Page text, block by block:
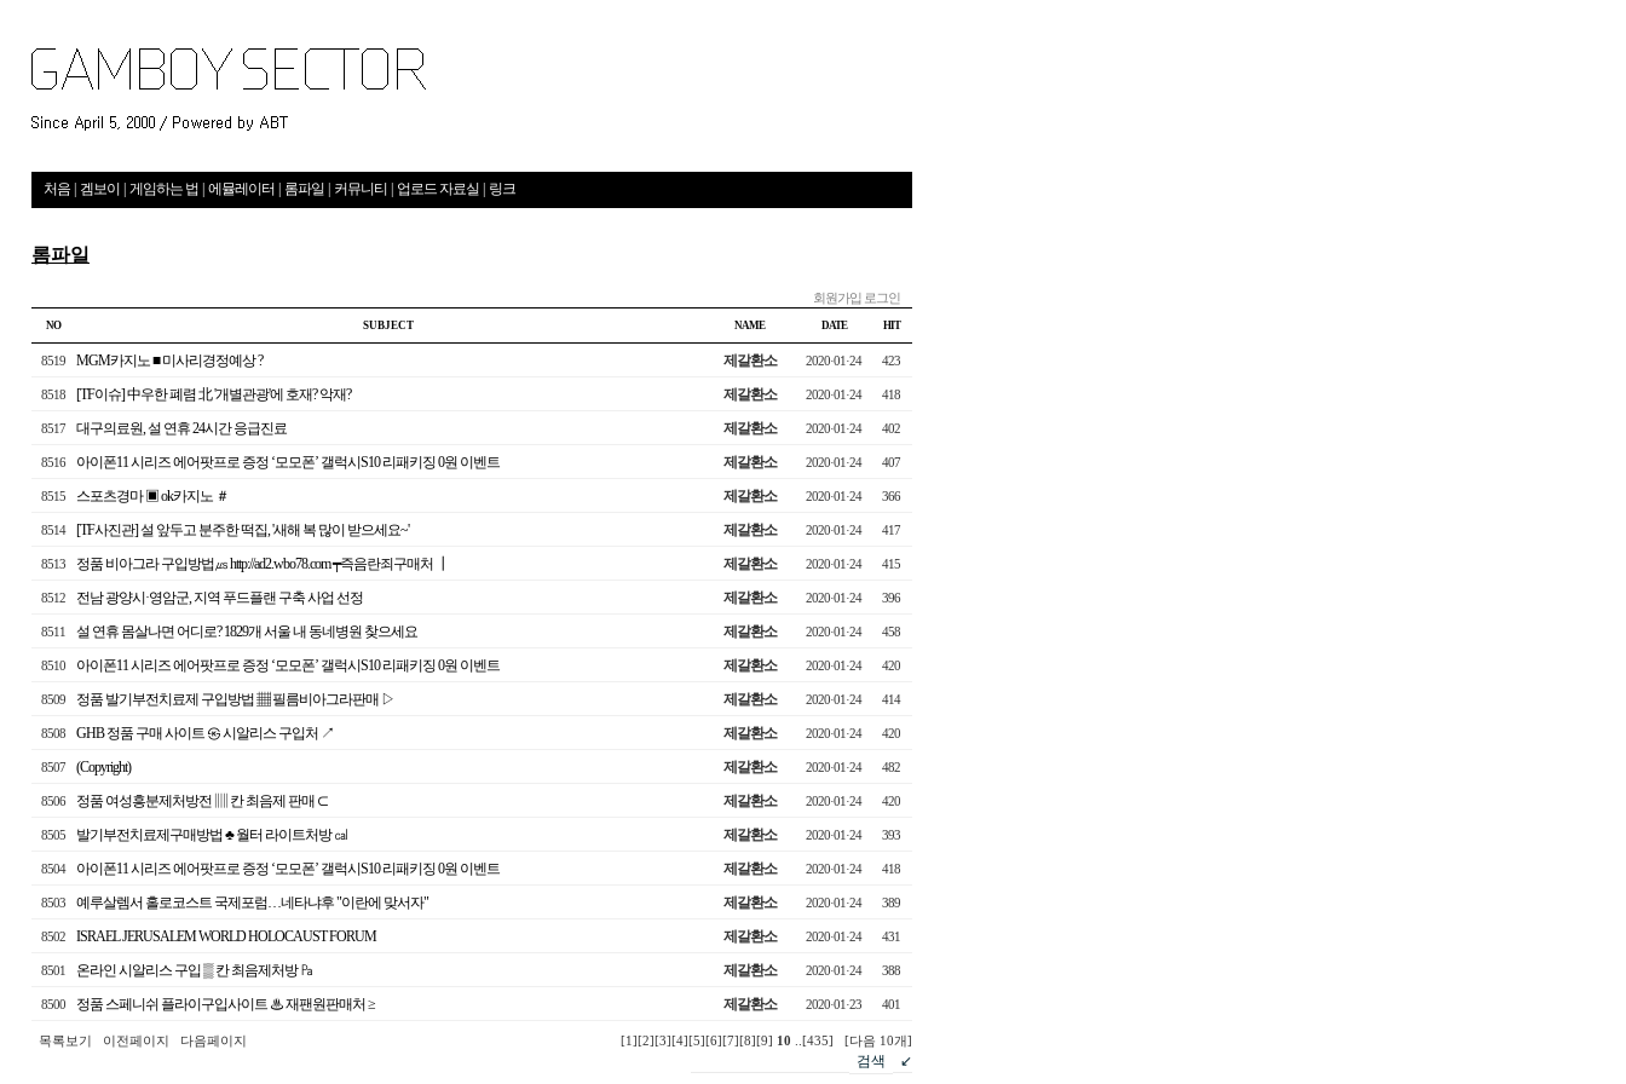
처음 겜보이 게임하는 법 에뮬레이터 롬파일 커뮤니티 업로드 자료실 링크
롬파일
회원가입 로그인
NO S U B J E C T NAME DATE HIT
8519 MGM카지노 ■ 미사리경정예상 ? 제갈환소 2020·01·24 423
8518 [TF이슈] 中우한 폐렴 北 '개별관광'에 호재? 악재? 제갈환소 2020·01·24 418
8517 대구의료원, 설 연휴 24시간 응급진료 제갈환소 2020·01·24 402
8516 아이폰11 시리즈 에어팟프로 증정 ‘모모폰’ 갤럭시S10 리패키징 0원 이벤트 제갈환소 2020·01·24 407
8515 스포츠경마 ▣ ok카지노 ＃ 제갈환소 2020·01·24 366
8514 [TF사진관] 설 앞두고 분주한 떡집, '새해 복 많이 받으세요~' 제갈환소 2020·01·24 417
8513 정품 비아그라 구입방법㎲ http://ad2.wbo78.com ┯즉음란죄구매처 ┃ 제갈환소 2020·01·24 415
8512 전남 광양시·영암군, 지역 푸드플랜 구축 사업 선정 제갈환소 2020·01·24 396
8511 설 연휴 몸살나면 어디로? 1829개 서울 내 동네병원 찾으세요 제갈환소 2020·01·24 458
8510 아이폰11 시리즈 에어팟프로 증정 ‘모모폰’ 갤럭시S10 리패키징 0원 이벤트 제갈환소 2020·01·24 420
8509 정품 발기부전치료제 구입방법 ▦ 필름비아그라판매 ▷ 제갈환소 2020·01·24 414
8508 GHB 정품 구매 사이트 ㉿ 시알리스 구입처 ↗ 제갈환소 2020·01·24 420
8507 (Copyright) 제갈환소 2020·01·24 482
8506 정품 여성흥분제처방전 ▥ 칸 최음제 판매 ⊂ 제갈환소 2020·01·24 420
8505 발기부전치료제구매방법 ♣ 월터 라이트처방 ㎈ 제갈환소 2020·01·24 393
8504 아이폰11 시리즈 에어팟프로 증정 ‘모모폰’ 갤럭시S10 리패키징 0원 이벤트 제갈환소 2020·01·24 418
8503 예루살렘서 홀로코스트 국제포럼…네타냐후 "이란에 맞서자" 제갈환소 2020·01·24 389
8502 ISRAEL JERUSALEM WORLD HOLOCAUST FORUM 제갈환소 2020·01·24 431
8501 온라인 시알리스 구입 ▒ 칸 최음제처방 ㎩ 제갈환소 2020·01·24 388
8500 정품 스페니쉬 플라이구입사이트 ♨ 재팬원판매처 ≥ 제갈환소 2020·01·23 401
목록보기 이전페이지 다음페이지 [1] [2] [3] [4] [5] [6] [7] [8] [9] 10 [435] [다음 10개]